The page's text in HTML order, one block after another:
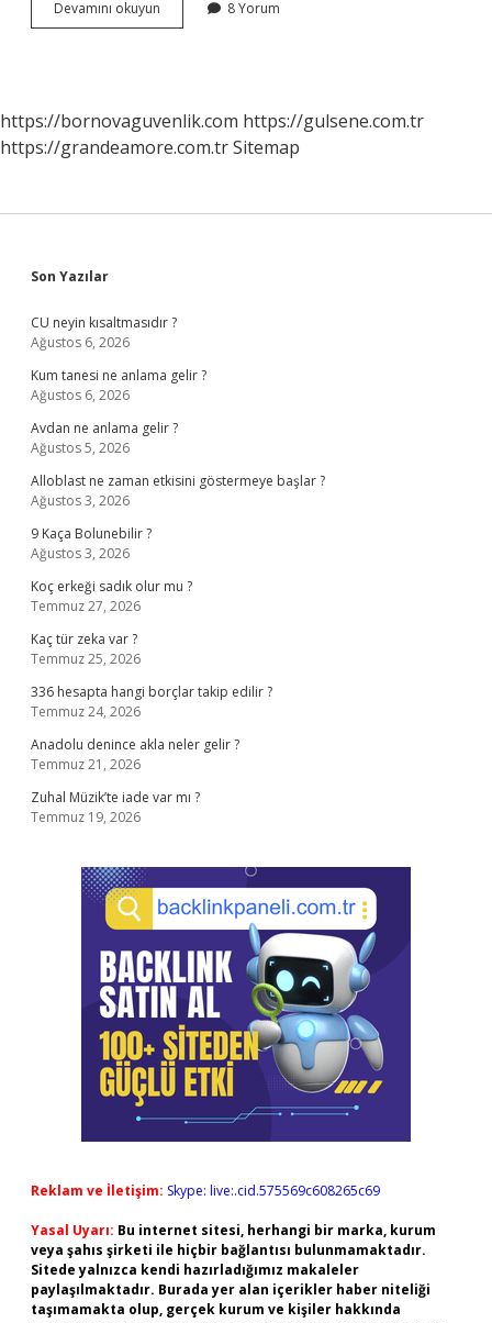
Devamını okuyun Acikhava
Sinemasi
8 Yorum
https://bornovaguvenlik.com https://gulsene.com.tr
https://grandeamore.com.trSitemap
Sidebar
Son Yazılar
CU neyin kısaltmasıdır ?
Ağustos 6, 2026
Kum tanesi ne anlama gelir ?
Ağustos 6, 2026
Avdan ne anlama gelir ?
Ağustos 5, 2026
Alloblast ne zaman etkisini göstermeye başlar ?
Ağustos 3, 2026
9 Kaça Bolunebilir ?
Ağustos 3, 2026
Koç erkeği sadık olur mu ?
Temmuz 27, 2026
Kaç tür zeka var ?
Temmuz 25, 2026
336 hesapta hangi borçlar takip edilir ?
Temmuz 24, 2026
Anadolu denince akla neler gelir ?
Temmuz 21, 2026
Zuhal Müzik’te iade var mı ?
Temmuz 19, 2026
Reklam ve İletişim: Skype: live:.cid.575569c608265c69
Yasal Uyarı: Bu internet sitesi, herhangi bir marka, kurum
veya şahıs şirketi ile hiçbir bağlantısı bulunmamaktadır.
Sitede yalnızca kendi hazırladığımız makaleler
paylaşılmaktadır. Burada yer alan içerikler haber niteliği
taşımamakta olup, gerçek kurum ve kişiler hakkında